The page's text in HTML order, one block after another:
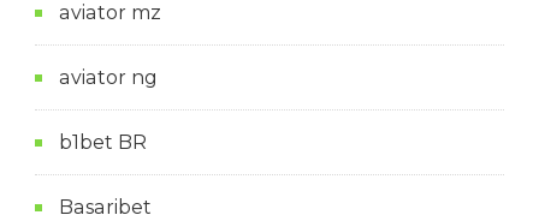
aviator mz
aviator ng
b1bet BR
Basaribet